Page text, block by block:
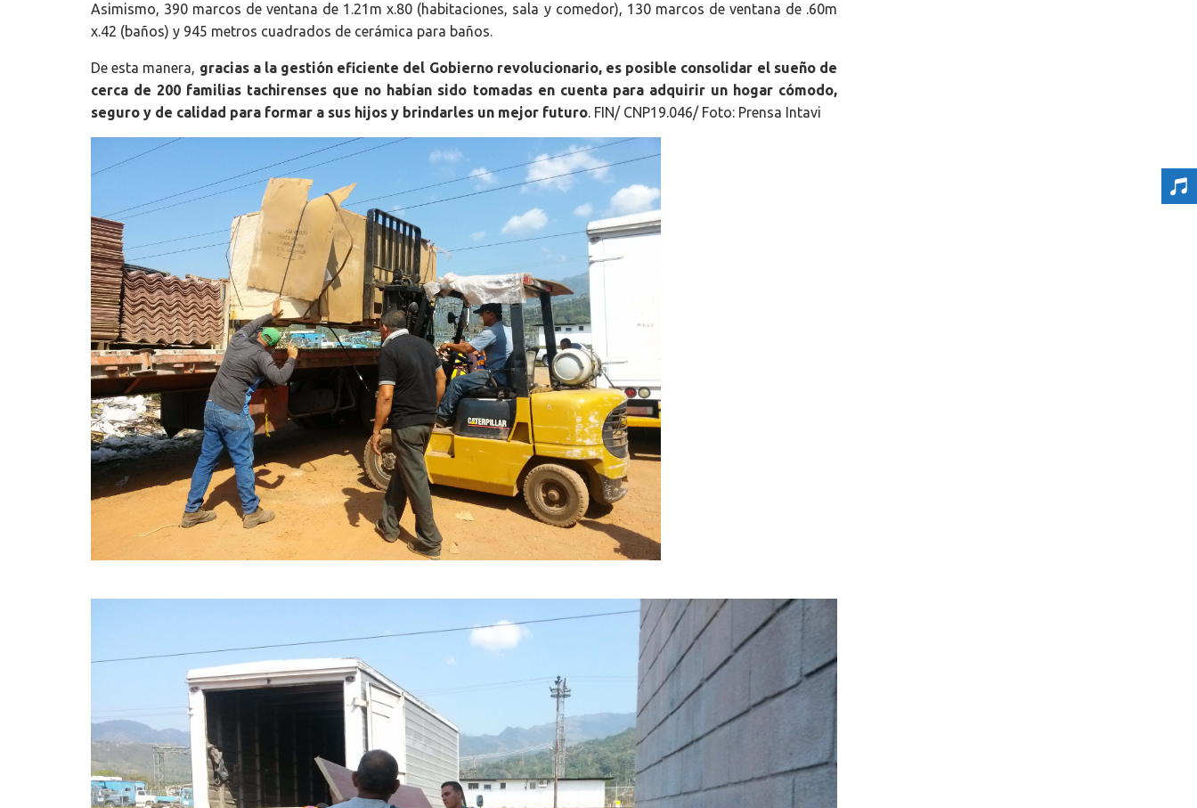
Asimismo, 390 marcos de ventana de 1.21m x.80 (habitaciones, sala y comedor), 130 marcos de ventana de .60m
x.42 (baños) y 945 metros cuadrados de cerámica para baños.
De esta manera, gracias a la gestión eficiente del Gobierno revolucionario, es posible consolidar el sueño de
cerca de 200 familias tachirenses que no habían sido tomadas en cuenta para adquirir un hogar cómodo,
seguro y de calidad para formar a sus hijos y brindarles un mejor futuro. FIN/ CNP19.046/ Foto: Prensa Intavi